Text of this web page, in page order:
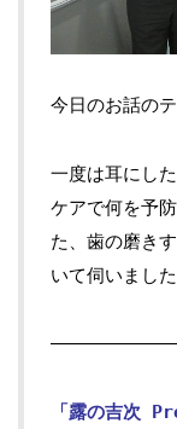
今日のお話の
一度は耳にし
ケアで何を予
た、歯の磨き
いて伺いました
「露の吉次